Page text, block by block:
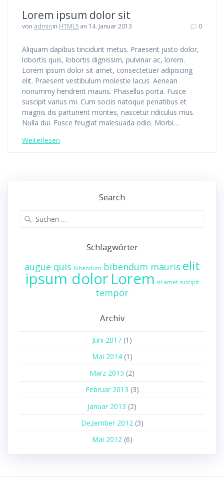
Lorem ipsum dolor sit
von adminin HTML5 an 14. Januar 2013 0
Aliquam dapibus tincidunt metus. Praesent justo dolor,
lobortis quis, lobortis dignissim, pulvinar ac, lorem.
Lorem ipsum dolor sit amet, consectetuer adipiscing
elit. Praesent vestibulum molestie lacus. Aenean
nonummy hendrerit mauris. Phasellus porta. Fusce
suscipit varius mi. Cum sociis natoque penatibus et
magnis dis parturient montes, nascetur ridiculus mus.
Nulla dui. Fusce feugiat malesuada odio. Morbi…
Weiterlesen
Search
Schlagwörter
augue quis bibendum bibendum mauris elit
ipsum dolor Lorem sit amet suscipit
tempor
Archiv
Juni 2017 (1)
Mai 2014(1)
März 2013 (2)
Februar 2013 (3)
Januar 2013 (2)
Dezember 2012 (3)
Mai 2012(6)